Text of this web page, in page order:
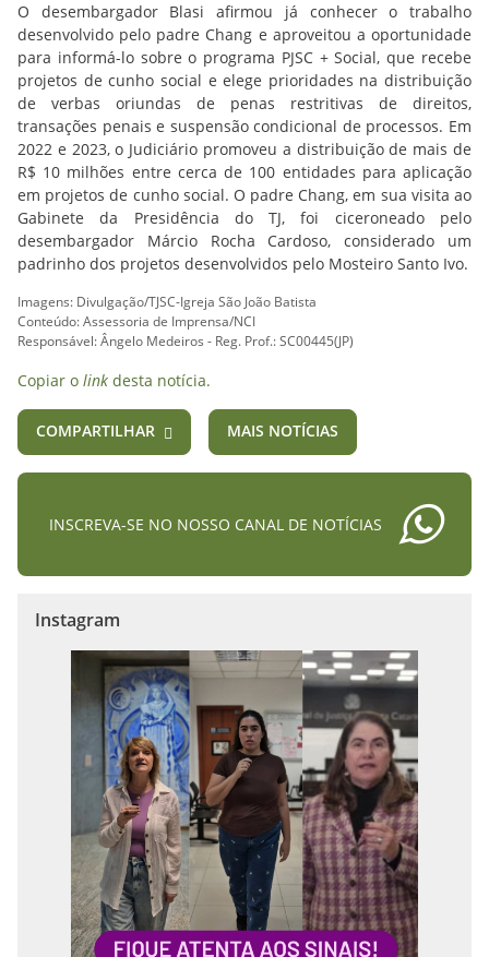
O desembargador Blasi afirmou já conhecer o trabalho
desenvolvido pelo padre Chang e aproveitou a oportunidade
para informá-lo sobre o programa PJSC + Social, que recebe
projetos de cunho social e elege prioridades na distribuição
de verbas oriundas de penas restritivas de direitos,
transações penais e suspensão condicional de processos. Em
2022 e 2023, o Judiciário promoveu a distribuição de mais de
R$ 10 milhões entre cerca de 100 entidades para aplicação
em projetos de cunho social. O padre Chang, em sua visita ao
Gabinete da Presidência do TJ, foi ciceroneado pelo
desembargador Márcio Rocha Cardoso, considerado um
padrinho dos projetos desenvolvidos pelo Mosteiro Santo Ivo.
Imagens: Divulgação/TJSC-Igreja São João Batista
Conteúdo: Assessoria de Imprensa/NCI
Responsável: Ângelo Medeiros - Reg. Prof.: SC00445(JP)
Copiar o link desta notícia.
COMPARTILHAR MAIS NOTÍCIAS
INSCREVA-SE NO NOSSO CANAL DE NOTÍCIAS
Instagram